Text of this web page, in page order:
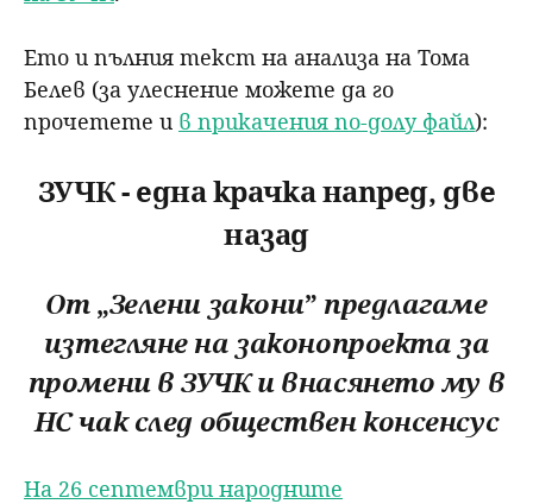
Ето и пълния текст на анализа на Тома
Белев (за улеснение можете да го
прочетете и в прикачения по-долу файл):
ЗУЧК - една крачка напред, две
назад
От „Зелени закони” предлагаме
изтегляне на законопроекта за
промени в ЗУЧК и внасянето му в
НС чак след обществен консенсус
На 26 септември народните